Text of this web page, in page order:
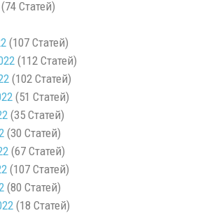
(74 Статей)
(107 Статей)
(112 Статей)
(102 Статей)
(51 Статей)
(35 Статей)
(30 Статей)
(67 Статей)
(107 Статей)
(80 Статей)
(18 Статей)